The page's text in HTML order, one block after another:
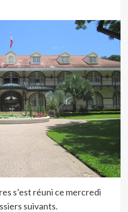
s’est réuni ce mercredi
suivants.